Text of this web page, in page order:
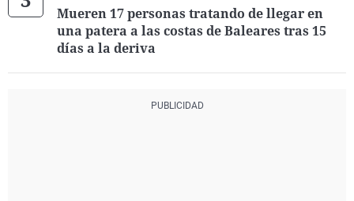
Mueren 17 personas tratando de llegar en
una patera a las costas de Baleares tras 15
días a la deriva